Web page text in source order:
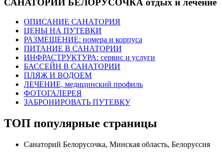
САНАТОРИЙ БЕЛОРУСОЧКА отдых и лечение
ОПИСАНИЕ САНАТОРИЯ
ЦЕНЫ НА ПУТЕВКИ
РАЗМЕЩЕНИЕ: номера и корпуса
ПИТАНИЕ В САНАТОРИИ
ИНФРАСТРУКТУРА: сервис и услуги
БАССЕЙН В САНАТОРИИ
ПЛЯЖ И ВОДОЕМ
ЛЕЧЕНИЕ, медицинский профиль
ФОТОГАЛЕРЕЯ
ЗАБРОНИРОВАТЬ ПУТЕВКУ
ТОП популярные страницы
Санаторий Белорусочка, Минская область, Белоруссия